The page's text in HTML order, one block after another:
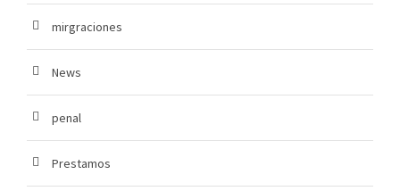
mirgraciones
News
penal
Prestamos